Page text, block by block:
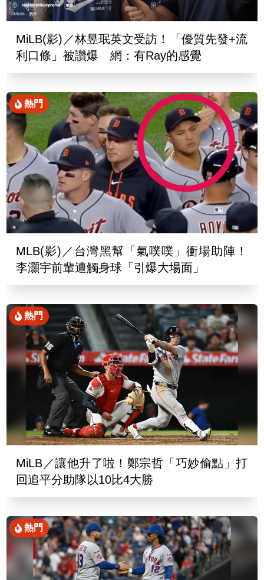
MiLB(影)／林昱珉英文受訪！「優質先發+流
利口條」被讚爆 網：有Ray的感覺
熱門
MLB(影)／台灣黑幫「氣噗噗」衝場助陣！
李灝宇前輩遭觸身球「引爆大場面」
熱門
MiLB／讓他升了啦！鄭宗哲「巧妙偷點」打
回追平分助隊以10比4大勝
熱門